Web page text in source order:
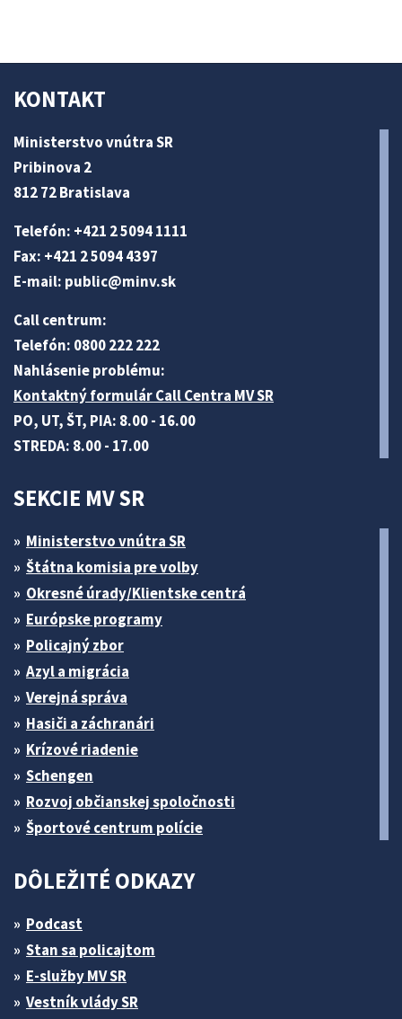
KONTAKT
Ministerstvo vnútra SR
Pribinova 2
812 72 Bratislava
Telefón: +421 2 5094 1111
Fax: +421 2 5094 4397
E-mail: public@minv.sk
Call centrum:
Telefón: 0800 222 222
Nahlásenie problému:
Kontaktný formulár Call Centra MV SR
PO, UT, ŠT, PIA: 8.00 - 16.00
STREDA: 8.00 - 17.00
SEKCIE MV SR
Ministerstvo vnútra SR
Štátna komisia pre volby
Okresné úrady/Klientske centrá
Európske programy
Policajný zbor
Azyl a migrácia
Verejná správa
Hasiči a záchranári
Krízové riadenie
Schengen
Rozvoj občianskej spoločnosti
Športové centrum polície
DÔLEŽITÉ ODKAZY
Podcast
Stan sa policajtom
E-služby MV SR
Vestník vlády SR